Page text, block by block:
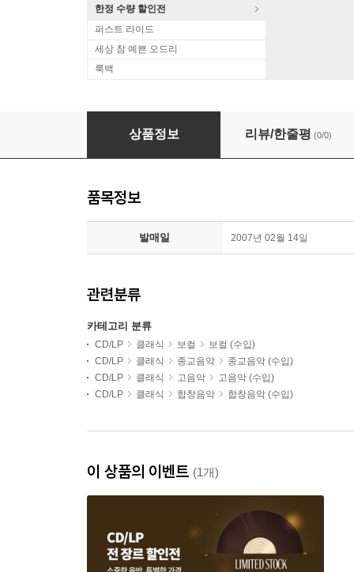
한정 수량 할인전
퍼스트 라이드
세상 참 예쁜 오드리
룩백
Roland Wilson 사무엘 샤이트: 교회 콘체르
상품정보 리뷰/한줄평 (0/0)
품목정보
발매일 2007년 02월 14일
관련분류
카테고리 분류
CD/LP 클래식 보컬
보컬 (수입)
CD/LP
클래식 종교음악
종교음악 (수입)
CD/LP
클래식 고음악
고음악 (수입)
CD/LP
클래식 합창음악 합창음악 (수입)
이 상품의 이벤트 (1개)